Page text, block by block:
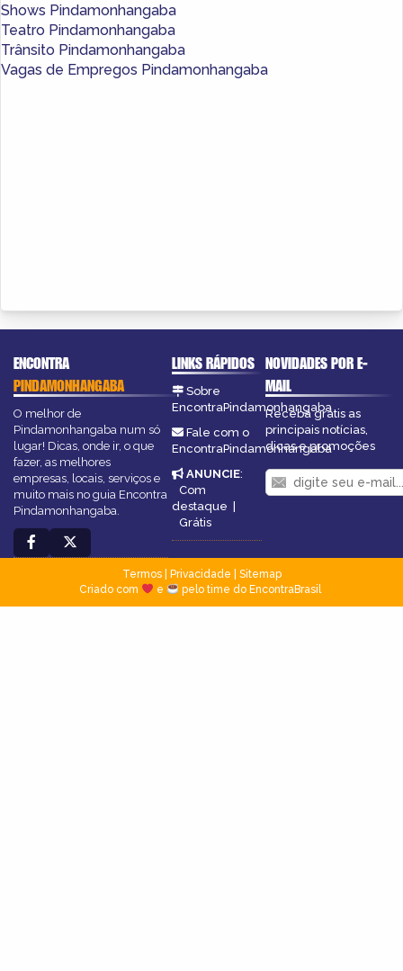
Shows Pindamonhangaba
Teatro Pindamonhangaba
Trânsito Pindamonhangaba
Vagas de Empregos Pindamonhangaba
ENCONTRA
PINDAMONHANGABA
O melhor de
Pindamonhangaba num só
lugar! Dicas, onde ir, o que
fazer, as melhores
empresas, locais, serviços e
muito mais no guia Encontra
Pindamonhangaba.
LINKS RÁPIDOS
Sobre
EncontraPindamonhangaba
Fale com o
EncontraPindamonhangaba
ANUNCIE:
Com
destaque
Grátis
NOVIDADES POR E-
MAIL
Receba grátis as
principais notícias,
dicas e promoções
Termos| Privacidade
Sitemap
Criado com
e pelo time do EncontraBrasil